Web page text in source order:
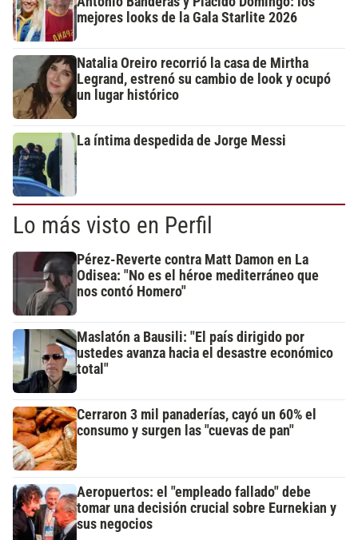
mejores looks de la Gala Starlite 2026
Natalia Oreiro recorrió la casa de Mirtha
Legrand, estrenó su cambio de look y ocupó
un lugar histórico
La íntima despedida de Jorge Messi
Lo más visto en Perfil
Pérez-Reverte contra Matt Damon en La
Odisea: "No es el héroe mediterráneo que
nos contó Homero"
Maslatón a Bausili: "El país dirigido por
ustedes avanza hacia el desastre económico
total"
Cerraron 3 mil panaderías, cayó un 60% el
consumo y surgen las "cuevas de pan"
Aeropuertos: el "empleado fallado" debe
tomar una decisión crucial sobre Eurnekian y
sus negocios